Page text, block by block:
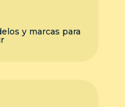
y marcas para